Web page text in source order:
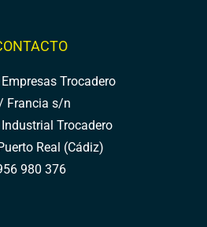
Trocadero
Francia s/n
Trocadero
Real (Cádiz)
980 376